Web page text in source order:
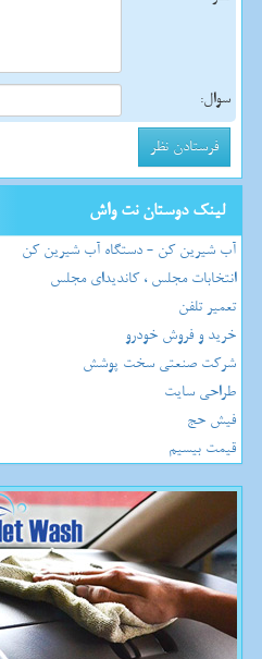
سوال:
لینک دوستان نت واش
آب شیرین کن - دستگاه آب شیرین کن
انتخابات مجلس ، کاندیدای مجلس
تعمیر تلفن
خرید و فروش خودرو
شرکت صنعتی سخت پوشش
طراحی سایت
فیش حج
قیمت بیسیم